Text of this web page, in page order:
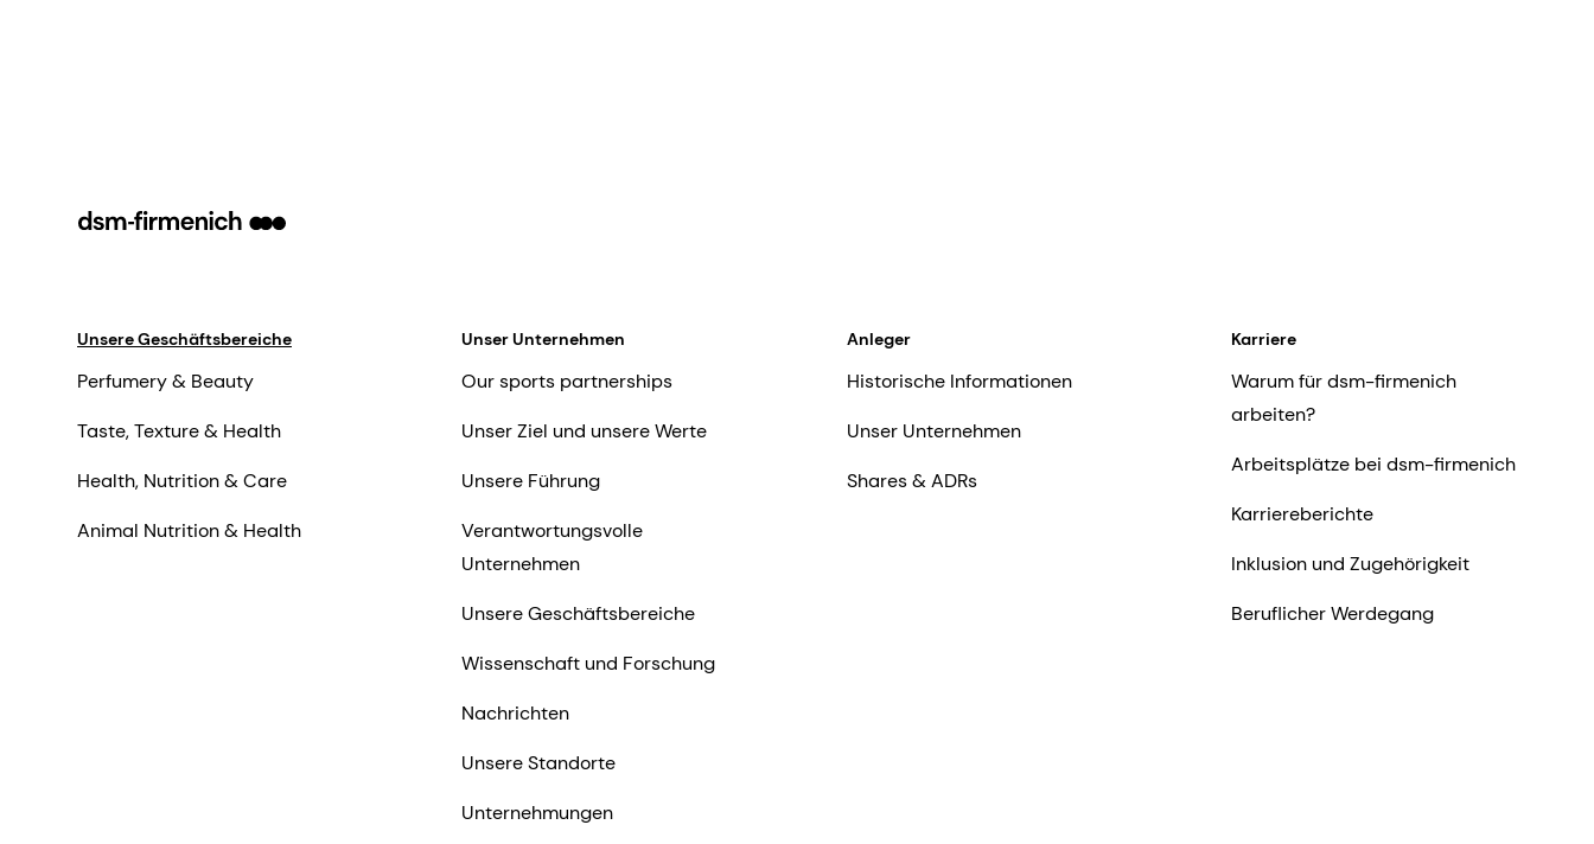
Unsere Geschäftsbereiche
Perfumery & Beauty
Taste, Texture & Health
Health, Nutrition & Care
Animal Nutrition & Health
Unser Unternehmen
Our sports partnerships
Unser Ziel und unsere Werte
Unsere Führung
Verantwortungsvolle
Unternehmen
Unsere Geschäftsbereiche
Wissenschaft und Forschung
Nachrichten
Unsere Standorte
Unternehmungen
Anleger
Historische Informationen
Unser Unternehmen
Shares & ADRs
Karriere
Warum für dsm-firmenich
arbeiten?
Arbeitsplätze bei dsm-firmenich
Karriereberichte
Inklusion und Zugehörigkeit
Beruflicher Werdegang